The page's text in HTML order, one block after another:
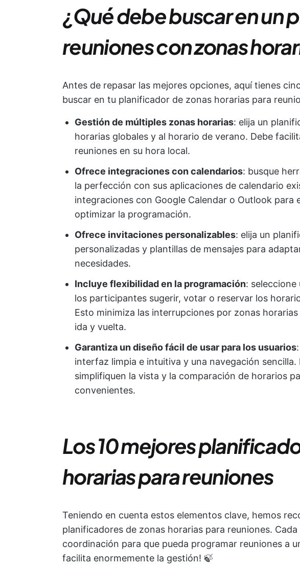
¿Qué debe buscar en un
reuniones con zonas
Antes de repasar las mejores opciones, aquí tienes
buscar en tu planificador de zonas horarias para
Gestión de múltiples zonas horarias: elija un
horarias globales y al horario de verano. Debe
reuniones en su hora local.
Ofrece integraciones con calendarios: busque
la perfección con sus aplicaciones de calendario
integraciones con Google Calendar o Outlook para
optimizar la programación.
Ofrece invitaciones personalizables: elija un
personalizadas y plantillas de mensajes para
necesidades.
Incluye flexibilidad en la programación:
los participantes sugerir, votar o reservar los
Esto minimiza las interrupciones por zonas
ida y vuelta.
Garantiza un diseño fácil de usar para los usuarios
interfaz limpia e intuitiva y una navegación sencilla.
simplifiquen la vista y la comparación de horarios
convenientes.
Los 10 mejores
horarias para reuniones
Teniendo en cuenta estos elementos clave, hemos
planificadores de zonas horarias para reuniones.
coordinación para que pueda programar reuniones a
facilita enormemente la gestión! 🍃